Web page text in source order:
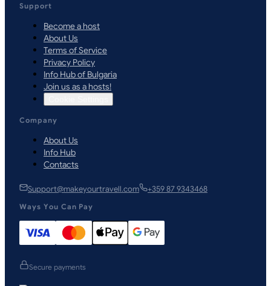
Support
Become a host
About Us
Terms of Service
Privacy Policy
Info Hub of Bulgaria
Join us as a hosts!
Company
About Us
Info Hub
Contacts
Support@makeyourtravell.com +359 87 9343468
Ways You Can Pay
Secure payments